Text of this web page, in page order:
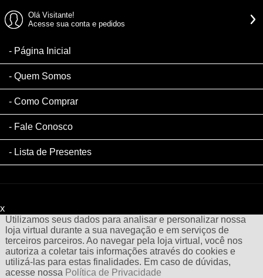
Olá Visitante!
Acesse sua conta e pedidos
Página Inicial
Quem Somos
Como Comprar
Fale Conosco
Lista de Presentes
x
Utilizamos seus dados para analisar e personalizar nossa
loja virtual durante a sua navegação e em serviços de
terceiros parceiros. Ao navegar pela loja virtual, você nos
autoriza a coletar tais informações através do cookies e
utilizá-las para estas finalidades. Em caso de dúvidas,
acesse nossa Política de Privacidade